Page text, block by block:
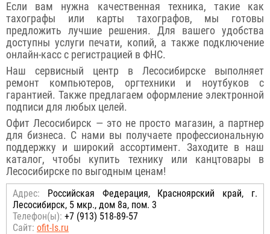
Если вам нужна качественная техника, такие как
тахографы или карты тахографов, мы готовы
предложить лучшие решения. Для вашего удобства
доступны услуги печати, копий, а также подключение
онлайн-касс с регистрацией в ФНС.
Наш сервисный центр в Лесосибирске выполняет
ремонт компьютеров, оргтехники и ноутбуков с
гарантией. Также предлагаем оформление электронной
подписи для любых целей.
Офит Лесосибирск — это не просто магазин, а партнер
для бизнеса. С нами вы получаете профессиональную
поддержку и широкий ассортимент. Заходите в наш
каталог, чтобы купить технику или канцтовары в
Лесосибирске по выгодным ценам!
Адрес: Российcкая Федерация, Красноярский край, г.
Лесосибирск, 5 мкр., дом 8а, пом. 3
Телефон(ы): +7 (913) 518-89-57
Сайт: ofit-ls.ru